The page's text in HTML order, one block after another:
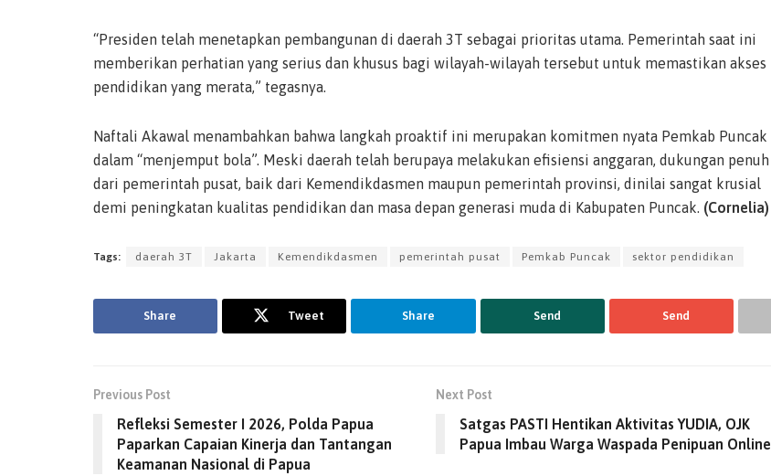
“Presiden telah menetapkan pembangunan di daerah 3T sebagai prioritas utama. Pemerintah saat ini
memberikan perhatian yang serius dan khusus bagi wilayah-wilayah tersebut untuk memastikan akses
pendidikan yang merata,” tegasnya.
Naftali Akawal menambahkan bahwa langkah proaktif ini merupakan komitmen nyata Pemkab Puncak
dalam “menjemput bola”. Meski daerah telah berupaya melakukan efisiensi anggaran, dukungan penuh
dari pemerintah pusat, baik dari Kemendikdasmen maupun pemerintah provinsi, dinilai sangat krusial
demi peningkatan kualitas pendidikan dan masa depan generasi muda di Kabupaten Puncak. (Cornelia)
Tags: daerah 3T Jakarta Kemendikdasmen pemerintah pusat Pemkab Puncak sektor pendidikan
Share Tweet Share Send Send
Previous Post
Refleksi Semester I 2026, Polda Papua
Paparkan Capaian Kinerja dan Tantangan
Keamanan Nasional di Papua
Next Post
Satgas PASTI Hentikan Aktivitas YUDIA, OJK
Papua Imbau Warga Waspada Penipuan Online